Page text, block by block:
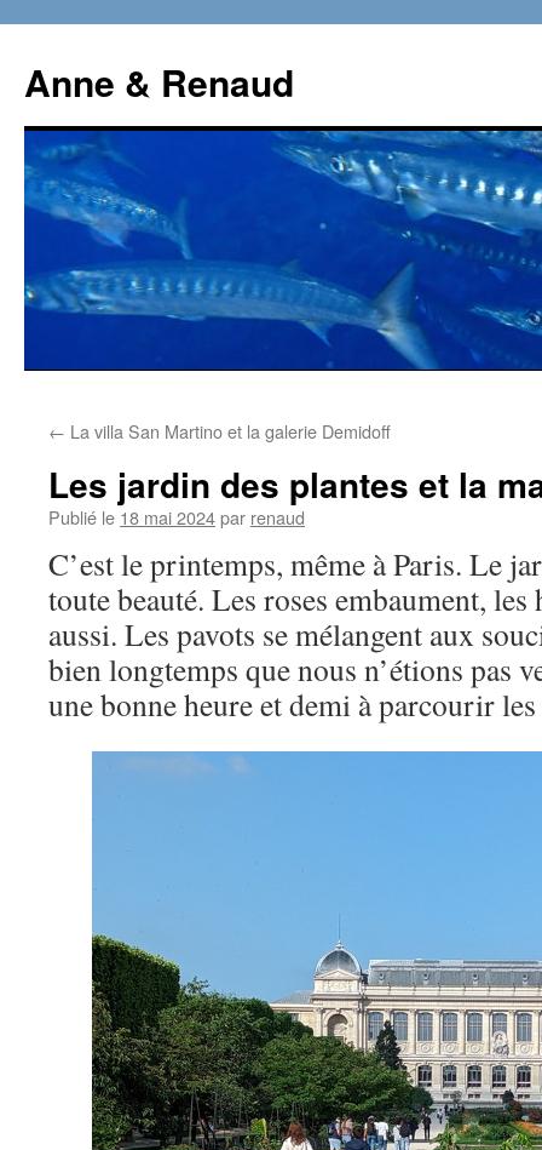
contenu
Anne & Renaud
← La villa San Martino et la galerie Demidoff
Les jardin des plantes et la
Publié le 18 mai 2024par renaud
C’est le printemps, même à Paris. Le
toute beauté. Les roses embaument,
aussi. Les pavots se mélangent aux
bien longtemps que nous n’étions pas
une bonne heure et demi à parcourir